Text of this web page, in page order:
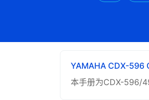
YAMAHA CDX-596
本手册为CDX-596/